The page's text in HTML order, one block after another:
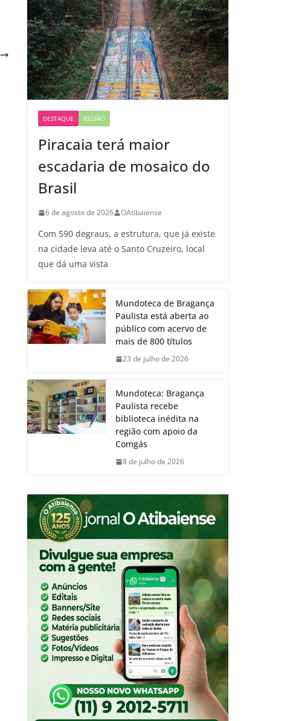
DESTAQUE REGIÃO
Piracaia terá maior
escadaria de mosaico do
Brasil
6 de agosto de 2026 OAtibaiense
Com 590 degraus, a estrutura, que já existe
na cidade leva até o Santo Cruzeiro, local
que dá uma vista
Mundoteca de Bragança
Paulista está aberta ao
público com acervo de
mais de 800 títulos
23 de julho de 2026
Mundoteca: Bragança
Paulista recebe
biblioteca inédita na
região com apoio da
Comgás
8 de julho de 2026